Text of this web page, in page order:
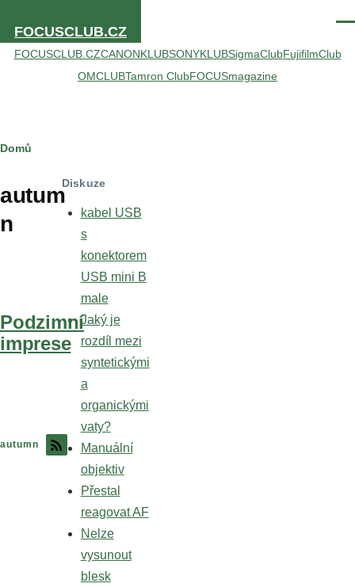
FOCUSCLUB.CZ
FOCUSCLUB.CZCANONKLUBSONYKLUBSigmaClubFujifilmClub
OMCLUBTamron ClubFOCUSmagazine
Drobečková
navigace
Domů
autum
n
Podzimní
imprese
autumn
Diskuze
kabel USB
s
konektorem
USB mini B
male
Jaký je
rozdíl mezi
syntetickými
a
organickými
vaty?
Manuální
objektiv
Přestal
reagovat AF
Nelze
vysunout
blesk